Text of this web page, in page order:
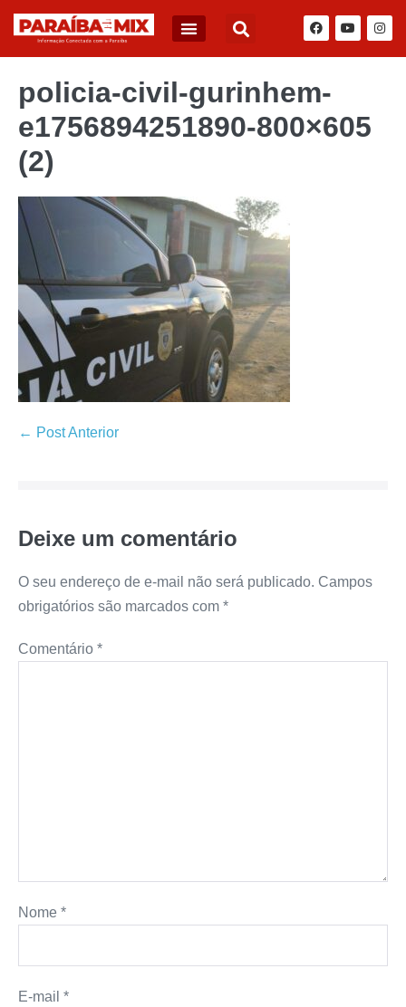
policia-civil-gurinhem-
e1756894251890-800×605
(2)
← Post Anterior
Deixe um comentário
O seu endereço de e-mail não será publicado. Campos
obrigatórios são marcados com *
Comentário *
Nome *
E-mail *